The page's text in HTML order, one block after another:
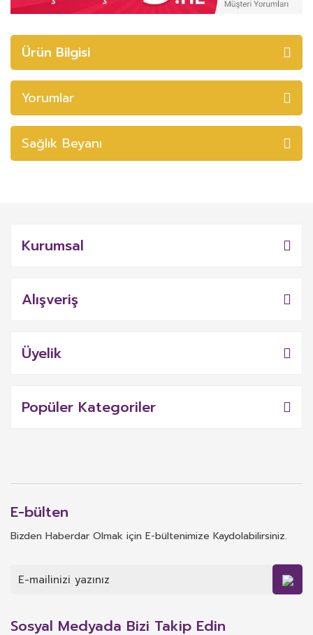
Ürün Bilgisi
Yorumlar
Sağlık Beyanı
Kurumsal
Alışveriş
Üyelik
Popüler Kategoriler
E-bülten
Bizden Haberdar Olmak için E-bültenimize Kaydolabilirsiniz.
Sosyal Medyada Bizi Takip Edin